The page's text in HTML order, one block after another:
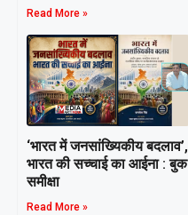
Read More »
‘भारत में जनसांख्यिकीय बदलाव’,
भारत की सच्चाई का आईना : बुक
समीक्षा
Read More »